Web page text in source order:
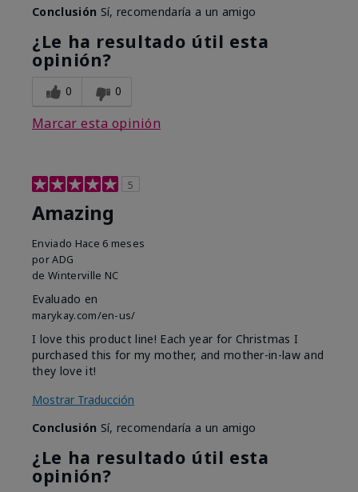
Conclusión Sí, recomendaría a un amigo
¿Le ha resultado útil esta
opinión?
0 0
Marcar esta opinión
5
Amazing
Enviado Hace 6 meses
porADG
de Winterville NC
Evaluado en
marykay.com/en-us/
I love this product line! Each year for Christmas I
purchased this for my mother, and mother-in-law and
they love it!
Mostrar Traducción
Conclusión Sí, recomendaría a un amigo
¿Le ha resultado útil esta
opinión?